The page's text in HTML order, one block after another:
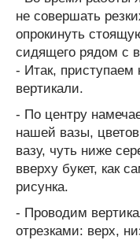
не совершать
опрокинуть
сидящего рядом с
- Итак, приступаем
вертикали.
- По центру
нашей вазы,
вазу, чуть ниже
вверху букет, как
рисунка.
- Проводим
отрезками: верх,